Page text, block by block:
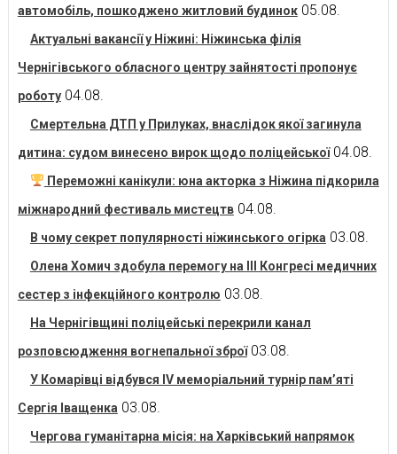
автомобіль, пошкоджено житловий будинок 05.08.
Актуальні вакансії у Ніжині: Ніжинська філія
Чернігівського обласного центру зайнятості пропонує
роботу 04.08.
Смертельна ДТП у Прилуках, внаслідок якої загинула
дитина: судом винесено вирок щодо поліцейської 04.08.
Переможні канікули: юна акторка з Ніжина підкорила
міжнародний фестиваль мистецтв 04.08.
В чому секрет популярності ніжинського огірка 03.08.
Олена Хомич здобула перемогу на ІІІ Конгресі медичних
сестер з інфекційного контролю 03.08.
На Чернігівщині поліцейські перекрили канал
розповсюдження вогнепальної зброї 03.08.
У Комарівці відбувся IV меморіальний турнір пам’яті
Сергія Іващенка 03.08.
Чергова гуманітарна місія: на Харківський напрямок